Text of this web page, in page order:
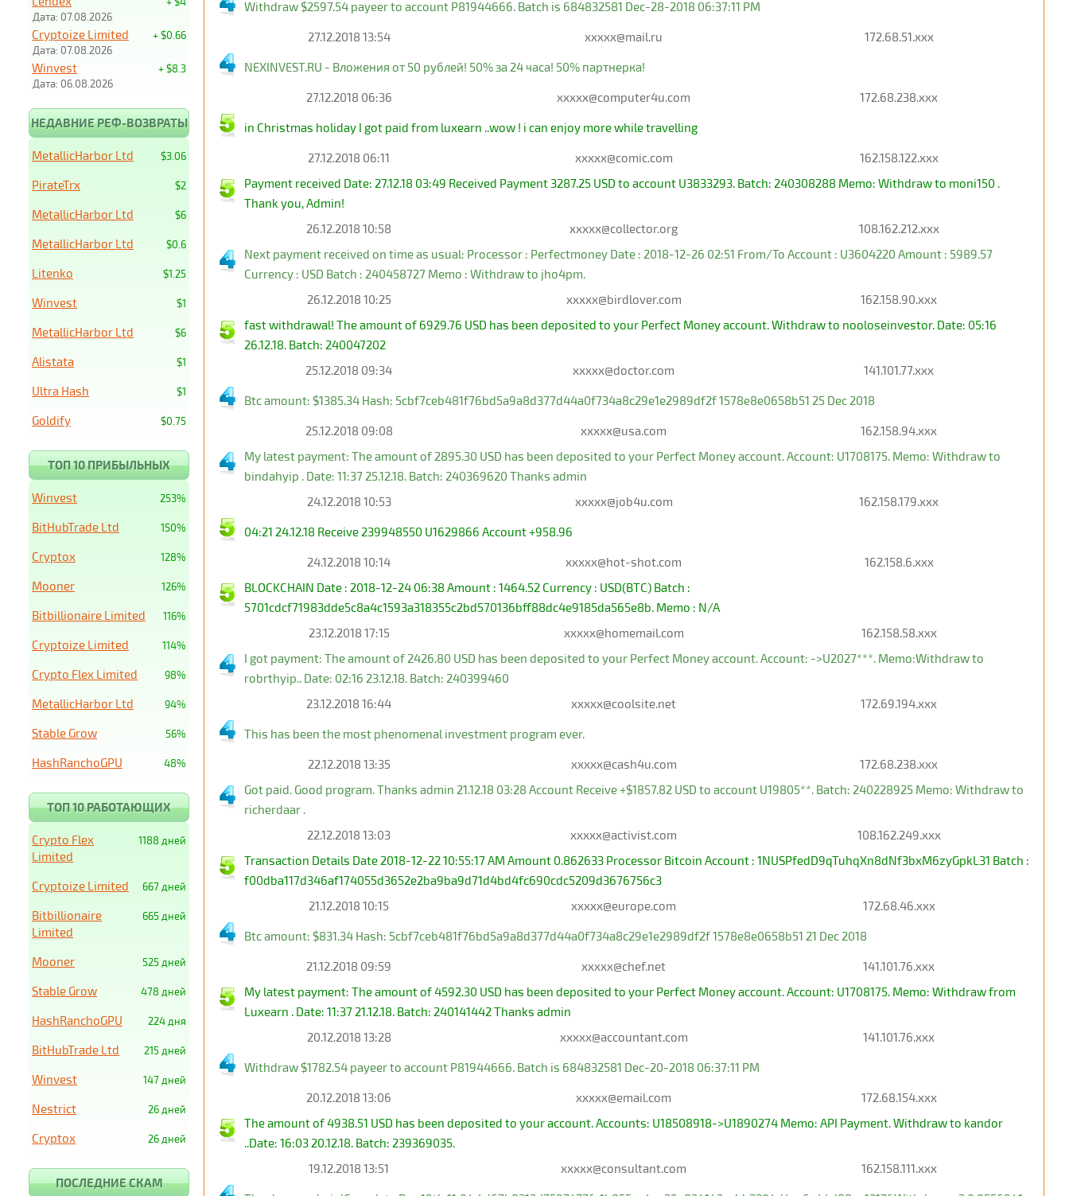
Withdraw $2597.54 payeer to account P81944666. Batch is 684832581 Dec-28-2018 06:37:11 PM
27.12.2018 13:54 xxxxx@mail.ru 172.68.51.xxx
NEXINVEST.RU - Вложения от 50 рублей! 50% за 24 часа! 50% партнерка!
27.12.2018 06:36 xxxxx@computer4u.com 172.68.238.xxx
in Christmas holiday I got paid from luxearn ..wow ! i can enjoy more while travelling
27.12.2018 06:11 xxxxx@comic.com
162.158.122.xxx
Payment received Date: 27.12.18 03:49 Received Payment 3287.25 USD to account U3833293. Batch: 240308288 Memo: Withdraw to moni150 .
Thank you, Admin!
26.12.2018 10:58
xxxxx@collector.org
108.162.212.xxx
Next payment received on time as usual: Processor : Perfectmoney Date : 2018-12-26 02:51 From/To Account : U3604220 Amount : 5989.57
Currency : USD Batch : 240458727 Memo : Withdraw to jho4pm.
26.12.2018 10:25
xxxxx@birdlover.com
162.158.90.xxx
fast withdrawal! The amount of 6929.76 USD has been deposited to your Perfect Money account. Withdraw to nooloseinvestor. Date: 05:16
26.12.18. Batch: 240047202
25.12.2018 09:34
xxxxx@doctor.com 141.101.77.xxx
Btc amount: $1385.34 Hash: 5cbf7ceb481f76bd5a9a8d377d44a0f734a8c29e1e2989df2f 1578e8e0658b51 25 Dec 2018
25.12.2018 09:08 xxxxx@usa.com
162.158.94.xxx
My latest payment: The amount of 2895.30 USD has been deposited to your Perfect Money account. Account: U1708175. Memo: Withdraw to
bindahyip . Date: 11:37 25.12.18. Batch: 240369620 Thanks admin
24.12.2018 10:53
xxxxx@job4u.com 162.158.179.xxx
04:21 24.12.18 Receive 239948550 U1629866 Account +958.96
24.12.2018 10:14 xxxxx@hot-shot.com
162.158.6.xxx
BLOCKCHAIN Date : 2018-12-24 06:38 Amount : 1464.52 Currency : USD(BTC) Batch :
5701cdcf71983dde5c8a4c1593a318355c2bd570136bff88dc4e9185da565e8b. Memo : N/A
23.12.2018 17:15
xxxxx@homemail.com
162.158.58.xxx
I got payment: The amount of 2426.80 USD has been deposited to your Perfect Money account. Account: ->U2027***. Memo:Withdraw to
robrthyip.. Date: 02:16 23.12.18. Batch: 240399460
23.12.2018 16:44
xxxxx@coolsite.net 172.69.194.xxx
This has been the most phenomenal investment program ever.
22.12.2018 13:35 xxxxx@cash4u.com
172.68.238.xxx
Got paid. Good program. Thanks admin 21.12.18 03:28 Account Receive +$1857.82 USD to account U19805**. Batch: 240228925 Memo: Withdraw to
richerdaar .
22.12.2018 13:03
xxxxx@activist.com
108.162.249.xxx
Transaction Details Date 2018-12-22 10:55:17 AM Amount 0.862633 Processor Bitcoin Account : 1NUSPfedD9qTuhqXn8dNf3bxM6zyGpkL31 Batch :
f00dba117d346af174055d3652e2ba9ba9d71d4bd4fc690cdc5209d3676756c3
21.12.2018 10:15
xxxxx@europe.com 172.68.46.xxx
Btc amount: $831.34 Hash: 5cbf7ceb481f76bd5a9a8d377d44a0f734a8c29e1e2989df2f 1578e8e0658b51 21 Dec 2018
21.12.2018 09:59 xxxxx@chef.net
141.101.76.xxx
My latest payment: The amount of 4592.30 USD has been deposited to your Perfect Money account. Account: U1708175. Memo: Withdraw from
Luxearn . Date: 11:37 21.12.18. Batch: 240141442 Thanks admin
20.12.2018 13:28
xxxxx@accountant.com 141.101.76.xxx
Withdraw $1782.54 payeer to account P81944666. Batch is 684832581 Dec-20-2018 06:37:11 PM
20.12.2018 13:06 xxxxx@email.com
172.68.154.xxx
The amount of 4938.51 USD has been deposited to your account. Accounts: U18508918->U1890274 Memo: API Payment. Withdraw to kandor
..Date: 16:03 20.12.18. Batch: 239369035.
19.12.2018 13:51
xxxxx@consultant.com 162.158.111.xxx
Дата: 07.08.2026
+ $0.66
Cryptoize Limited
Дата: 07.08.2026
+ $8.3
Winvest
Дата: 06.08.2026
НЕДАВНИЕ РЕФ-ВОЗВРАТЫ
$3.06
MetallicHarbor Ltd
$2
PirateTrx
$6
MetallicHarbor Ltd
$0.6
MetallicHarbor Ltd
$1.25
Litenko
$1
Winvest
$6
MetallicHarbor Ltd
$1
Alistata
$1
Ultra Hash
$0.75
Goldify
ТОП 10 ПРИБЫЛЬНЫХ
253%
Winvest
150%
BitHubTrade Ltd
128%
Cryptox
126%
Mooner
116%
Bitbillionaire Limited
114%
Cryptoize Limited
98%
Crypto Flex Limited
94%
MetallicHarbor Ltd
56%
Stable Grow
48%
HashRanchoGPU
ТОП 10 РАБОТАЮЩИХ
1188 дней
Crypto Flex
Limited
667 дней
Cryptoize Limited
665 дней
Bitbillionaire
Limited
525 дней
Mooner
478 дней
Stable Grow
224 дня
HashRanchoGPU
215 дней
BitHubTrade Ltd
147 дней
Winvest
26 дней
Nestrict
26 дней
Cryptox
ПОСЛЕДНИЕ СКАМ